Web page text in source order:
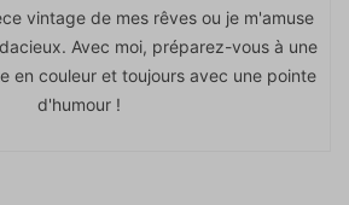
vintage de mes rêves ou je m'amuse
Avec moi, préparez-vous à une
en couleur et toujours avec une pointe
d'humour !